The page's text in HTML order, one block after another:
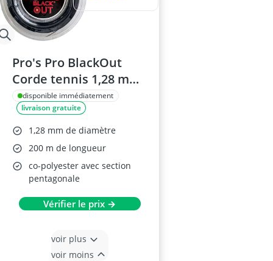
Pro's Pro BlackOut
Corde tennis 1,28 mm
200 m
disponible immédiatement
livraison gratuite
1,28 mm de diamètre
200 m de longueur
co-polyester avec section
pentagonale
Vérifier le prix →
voir plus
voir moins